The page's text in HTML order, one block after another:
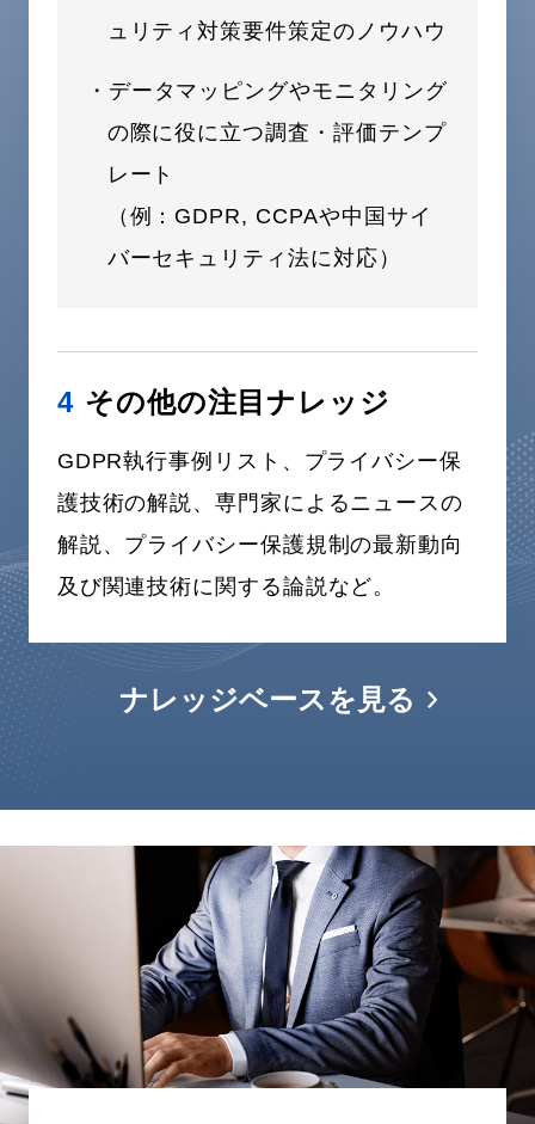
ュリティ対策要件策定のノウハウ
・データマッピングやモニタリング
の際に役に立つ調査・評価テンプ
レート
（例：GDPR, CCPAや中国サイ
バーセキュリティ法に対応）
4 その他の注目ナレッジ
GDPR執行事例リスト、プライバシー保
護技術の解説、専門家によるニュースの
解説、プライバシー保護規制の最新動向
及び関連技術に関する論説など。
ナレッジベースを見る